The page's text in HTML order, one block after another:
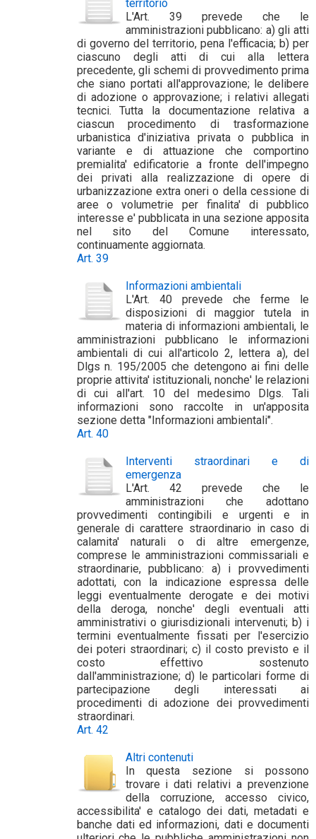
territorio
L'Art. 39 prevede che le
amministrazioni pubblicano: a) gli atti
di governo del territorio, pena l'efficacia; b) per
ciascuno degli atti di cui alla lettera
precedente, gli schemi di provvedimento prima
che siano portati all'approvazione; le delibere
di adozione o approvazione; i relativi allegati
tecnici. Tutta la documentazione relativa a
ciascun procedimento di trasformazione
urbanistica d'iniziativa privata o pubblica in
variante e di attuazione che comportino
premialita' edificatorie a fronte dell'impegno
dei privati alla realizzazione di opere di
urbanizzazione extra oneri o della cessione di
aree o volumetrie per finalita' di pubblico
interesse e' pubblicata in una sezione apposita
nel sito del Comune interessato,
continuamente aggiornata.
Art. 39
Informazioni ambientali
L'Art. 40 prevede che ferme le
disposizioni di maggior tutela in
materia di informazioni ambientali, le
amministrazioni pubblicano le informazioni
ambientali di cui all'articolo 2, lettera a), del
Dlgs n. 195/2005 che detengono ai fini delle
proprie attivita' istituzionali, nonche' le relazioni
di cui all'art. 10 del medesimo Dlgs. Tali
informazioni sono raccolte in un'apposita
sezione detta "Informazioni ambientali".
Art. 40
Interventi straordinari e di
emergenza
L'Art. 42 prevede che le
amministrazioni che adottano
provvedimenti contingibili e urgenti e in
generale di carattere straordinario in caso di
calamita' naturali o di altre emergenze,
comprese le amministrazioni commissariali e
straordinarie, pubblicano: a) i provvedimenti
adottati, con la indicazione espressa delle
leggi eventualmente derogate e dei motivi
della deroga, nonche' degli eventuali atti
amministrativi o giurisdizionali intervenuti; b) i
termini eventualmente fissati per l'esercizio
dei poteri straordinari; c) il costo previsto e il
costo effettivo sostenuto
dall'amministrazione; d) le particolari forme di
partecipazione degli interessati ai
procedimenti di adozione dei provvedimenti
straordinari.
Art. 42
Altri contenuti
In questa sezione si possono
trovare i dati relativi a prevenzione
della corruzione, accesso civico,
accessibilita' e catalogo dei dati, metadati e
banche dati ed informazioni, dati e documenti